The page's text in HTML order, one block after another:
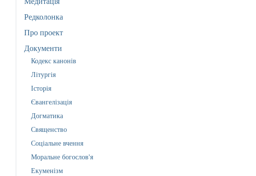
Редколонка
Про проект
Документи
Кодекс канонів
Літургія
Історія
Євангелізація
Догматика
Священство
Соціальне вчення
Моральне богослов'я
Екуменізм